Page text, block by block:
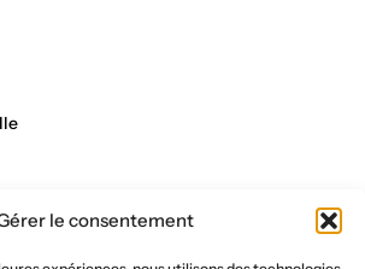
le consentement